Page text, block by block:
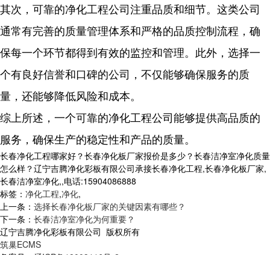
其次，可靠的净化工程公司注重品质和细节。这类公司
通常有完善的质量管理体系和严格的品质控制流程，确
保每一个环节都得到有效的监控和管理。此外，选择一
个有良好信誉和口碑的公司，不仅能够确保服务的质
量，还能够降低风险和成本。
综上所述，一个可靠的净化工程公司能够提供高品质的
服务，确保生产的稳定性和产品的质量。
长春净化工程哪家好？长春净化板厂家报价是多少？长春洁净室净化质量
怎么样？辽宁吉腾净化彩板有限公司承接长春净化工程,长春净化板厂家,
长春洁净室净化,,电话:15904086888
标签： 净化工程,净化,
上一条： 选择长春净化板厂家的关键因素有哪些？
下一条： 长春洁净室净化为何重要？
辽宁吉腾净化彩板有限公司 版权所有
筑巢ECMS